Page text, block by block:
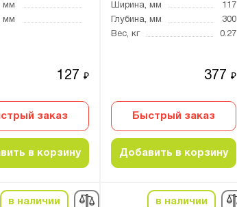
мм
мм
127₽
заказ
в корзину
Ширина, мм
117
Глубина, мм
300
Вес, кг
0.27
377 ₽
Быстрый заказ
Добавить в корзину
в наличии в наличии